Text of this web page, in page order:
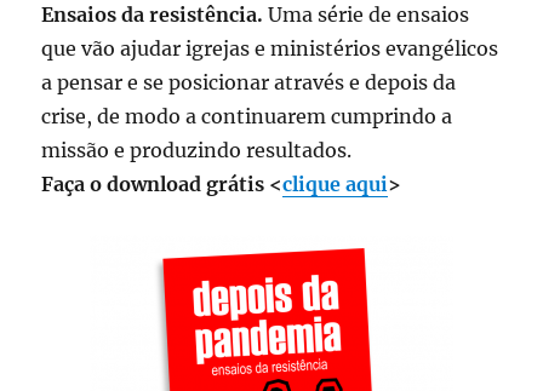
Ensaios da resistência.Uma série de ensaios
que vão ajudar igrejas e ministérios evangélicos
a pensar e se posicionar através e depois da
crise, de modo a continuarem cumprindo a
missão e produzindo resultados.
Faça o download grátis <clique aqui>